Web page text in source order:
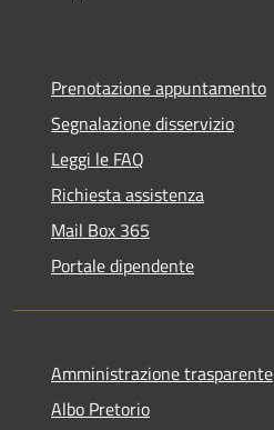
Prenotazione appuntamento
Segnalazione disservizio
Leggi le FAQ
Richiesta assistenza
Mail Box 365
Portale dipendente
Amministrazione trasparente
Albo Pretorio